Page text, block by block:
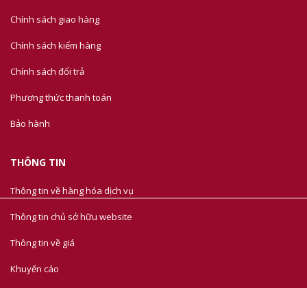
Chính sách giao hàng
Chính sách kiểm hàng
Chính sách đổi trả
Phương thức thanh toán
Bảo hành
THÔNG TIN
Thông tin về hàng hóa dịch vụ
Thông tin chủ sở hữu website
Thông tin về giá
Khuyến cáo